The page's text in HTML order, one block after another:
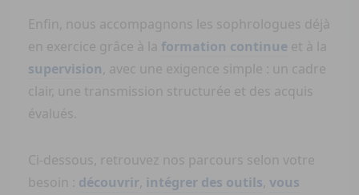
Enfin, nous accompagnons les sophrologues déjà
en exercice grâce à la formation continueet à la
supervision, avec une exigence simple : un cadre
clair, une transmission structurée et des acquis
évalués.
Ci-dessous, retrouvez nos parcours selon votre
besoin : découvrir, intégrer des outils, vous